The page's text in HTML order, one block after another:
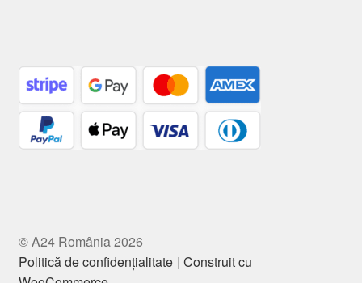
© A24 România 2026
Politică de confidențialitate Construit cu